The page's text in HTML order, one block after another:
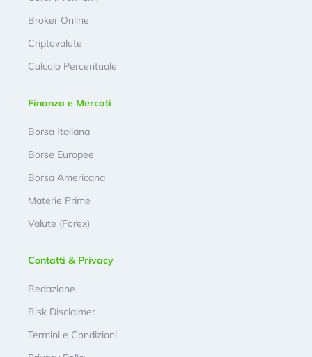
Broker Online
Criptovalute
Calcolo Percentuale
Finanza e Mercati
Borsa Italiana
Borse Europee
Borsa Americana
Materie Prime
Valute (Forex)
Contatti & Privacy
Redazione
Risk Disclaimer
Termini e Condizioni